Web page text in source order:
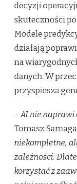
decyzji
skuteczności
Modele
działają
na
danych. W
przyspiesza
– AI nie naprawi
Tomasz
niekompletne,
zależności.
korzystać z